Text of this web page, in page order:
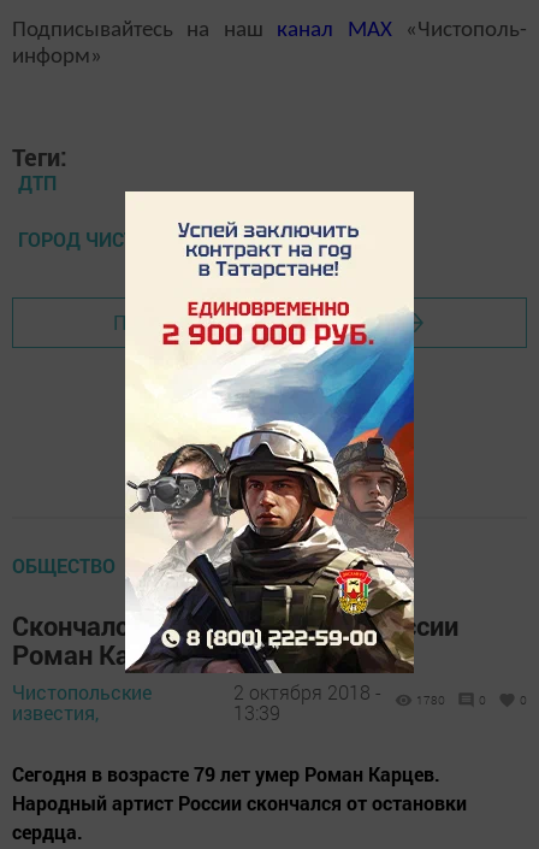
Подписывайтесь на наш канал MAX«Чистополь-
информ»
Теги:
ДТП
ГОРОД ЧИСТОПОЛЬ
Перейти на страницу новости
ОБЩЕСТВО
Скончался народный артист России
Роман Карцев‍
Чистопольские
известия,
2 октября 2018 -
13:39
1780 0 0
Сегодня в возрасте 79 лет умер Роман Карцев.
Народный артист России скончался от остановки
сердца.